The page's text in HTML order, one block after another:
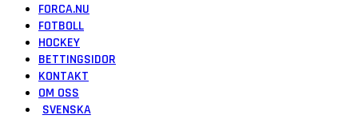
FORCA.NU
FOTBOLL
HOCKEY
BETTINGSIDOR
KONTAKT
OM OSS
SVENSKA